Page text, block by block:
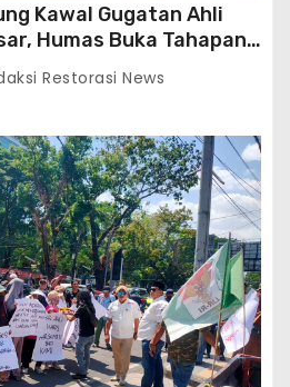
Kawal Gugatan Ahli
Humas Buka Tahapan
Restorasi News